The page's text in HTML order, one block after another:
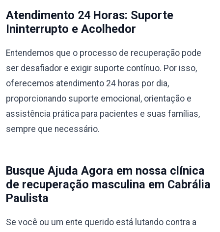
Atendimento 24 Horas: Suporte
Ininterrupto e Acolhedor
Entendemos que o processo de recuperação pode
ser desafiador e exigir suporte contínuo. Por isso,
oferecemos atendimento 24 horas por dia,
proporcionando suporte emocional, orientação e
assistência prática para pacientes e suas famílias,
sempre que necessário.
Busque Ajuda Agora em nossa clínica
de recuperação masculina em Cabrália
Paulista
Se você ou um ente querido está lutando contra a